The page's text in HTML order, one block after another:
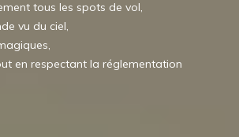
tous les spots de vol,
vu du ciel,
en respectant la réglementation